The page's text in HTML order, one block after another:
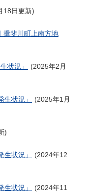
18日更新
揖斐川町上南方地
状況」
2025年2月
状況」
2025年1月
状況」
2024年12
状況」
2024年11